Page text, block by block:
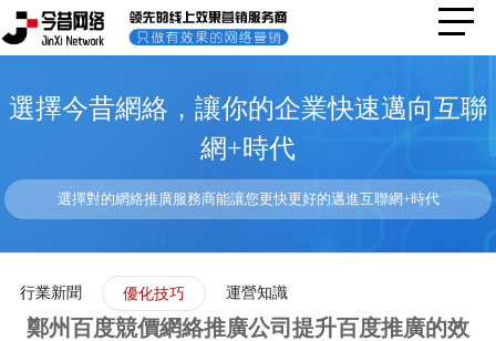
選擇今昔網絡，讓你的企業快速邁向互聯
網+時代
選擇對的網絡推廣服務商能讓您更快更好的邁進互聯網+時代
行業新聞 優化技巧 運營知識
鄭州百度競價網絡推廣公司提升百度推廣的效